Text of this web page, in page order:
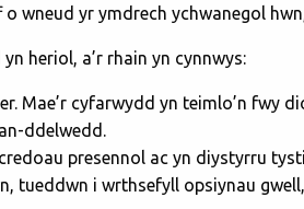
yr ymdrech ychwanegol
heriol, a’r rhain yn cynnwys:
Mae’r cyfarwydd yn teimlo’n fwy
ddelwedd.
presennol ac yn diystyrru
tueddwn i wrthsefyll opsiynau